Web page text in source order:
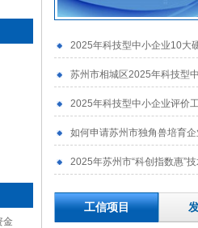
金
2025年科技型中小企业10大
苏州市相城区2025年科技型
2025年科技型中小企业评价
如何申请苏州市独角兽培育
2025年苏州市“科创指数惠”
工信项目